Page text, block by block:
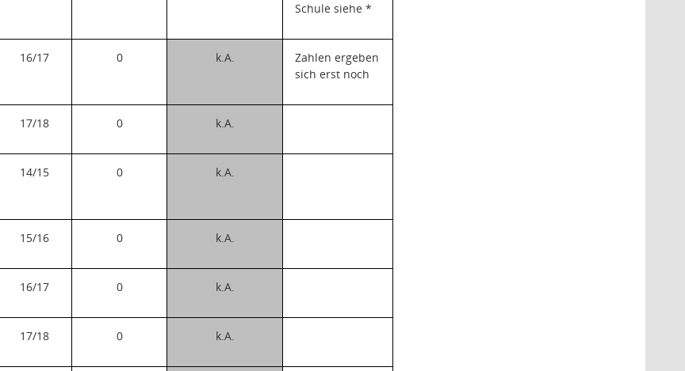
Schule siehe *
16/17 0 k.A.
Zahlen ergeben
sich erst noch
17/18 0 k.A.
14/15 0 k.A.
15/16 0 k.A.
16/17 0 k.A.
17/18 0 k.A.